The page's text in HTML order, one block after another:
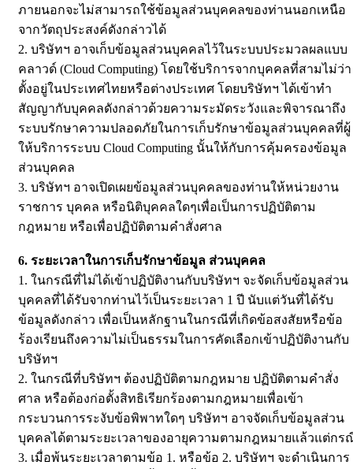
ภายนอกจะไม่สามารถใช้ข้อมูลส่วนบุคคลของท่านนอกเหนือ
จากวัตถุประสงค์ดังกล่าวได้
2. บริษัทฯ อาจเก็บข้อมูลส่วนบุคคลไว้ในระบบประมวลผลแบบ
คลาวด์ (Cloud Computing) โดยใช้บริการจากบุคคลที่สามไม่ว่า
ตั้งอยู่ในประเทศไทยหรือต่างประเทศ โดยบริษัทฯ ได้เข้าทำ
สัญญากับบุคคลดังกล่าวด้วยความระมัดระวังและพิจารณาถึง
ระบบรักษาความปลอดภัยในการเก็บรักษาข้อมูลส่วนบุคคลที่ผู้
ให้บริการระบบ Cloud Computing นั้นให้กับการคุ้มครองข้อมูล
ส่วนบุคคล
3. บริษัทฯ อาจเปิดเผยข้อมูลส่วนบุคคลของท่านให้หน่วยงาน
ราชการ บุคคล หรือนิติบุคคลใดๆเพื่อเป็นการปฏิบัติตาม
กฎหมาย หรือเพื่อปฏิบัติตามคำสั่งศาล
6. ระยะเวลาในการเก็บรักษาข้อมูล ส่วนบุคคล
1. ในกรณีที่ไม่ได้เข้าปฏิบัติงานกับบริษัทฯ จะจัดเก็บข้อมูลส่วน
บุคคลที่ได้รับจากท่านไว้เป็นระยะเวลา 1 ปี นับแต่วันที่ได้รับ
ข้อมูลดังกล่าว เพื่อเป็นหลักฐานในกรณีที่เกิดข้อสงสัยหรือข้อ
ร้องเรียนถึงความไม่เป็นธรรมในการคัดเลือกเข้าปฏิบัติงานกับ
บริษัทฯ
2. ในกรณีที่บริษัทฯ ต้องปฏิบัติตามกฎหมาย ปฏิบัติตามคำสั่ง
ศาล หรือต้องก่อตั้งสิทธิเรียกร้องตามกฎหมายเพื่อเข้า
กระบวนการระงับข้อพิพาทใดๆ บริษัทฯ อาจจัดเก็บข้อมูลส่วน
บุคคลได้ตามระยะเวลาของอายุความตามกฎหมายแล้วแต่กร
3. เมื่อพ้นระยะเวลาตามข้อ 1. หรือข้อ 2. บริษัทฯ จะดำเนินการ